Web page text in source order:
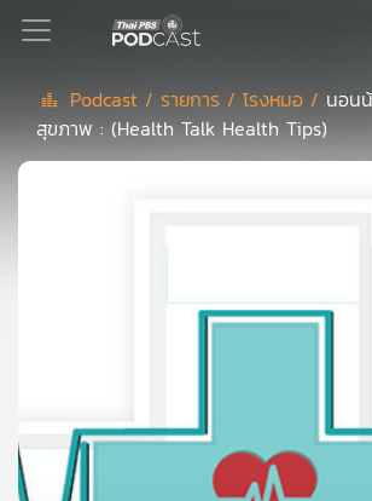
Podcast
ย์
ลิ
Podcast / รายการ /โรงหมอ / นอน
สุขภาพ : (Health Talk Health Tips)